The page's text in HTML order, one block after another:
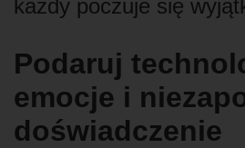
każdy poczuje się
Podaruj
emocje i
doświadczenie